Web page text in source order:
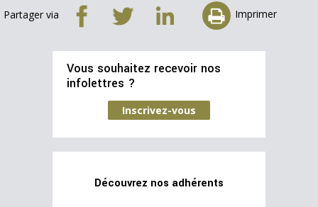
Partager via Imprimer
Vous souhaitez recevoir nos
infolettres ?
Inscrivez-vous
Découvrez nos adhérents